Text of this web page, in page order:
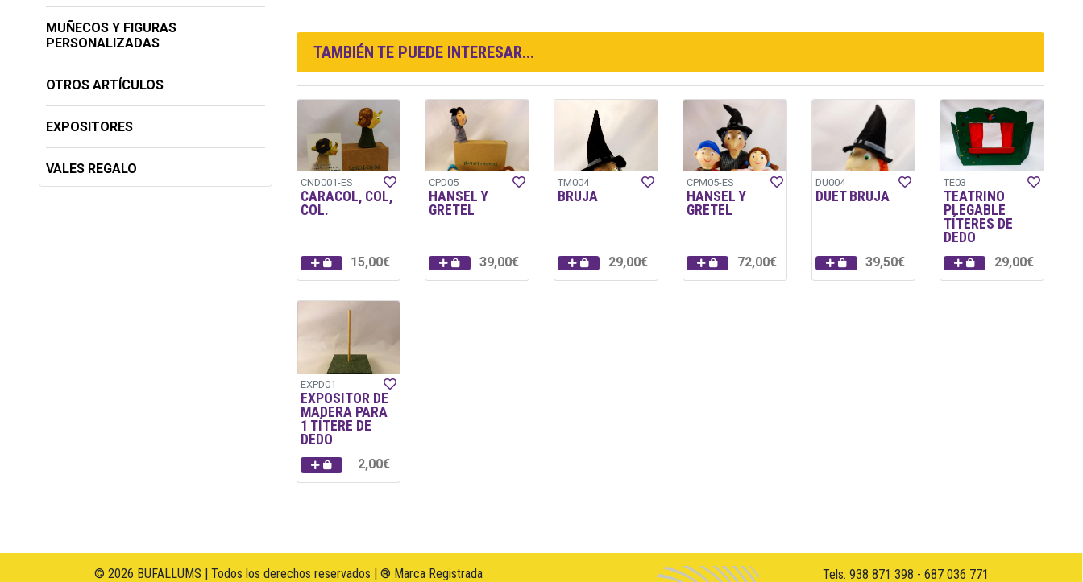
MUÑECOS Y FIGURAS
PERSONALIZADAS
OTROS ARTÍCULOS
EXPOSITORES
VALES REGALO
TAMBIÉN TE PUEDE INTERESAR...
CND001-ES
CARACOL, COL,
COL.
15,00€
CPD05
HANSEL Y
GRETEL
39,00€
TM004
BRUJA
29,00€
CPM05-ES
HANSEL Y
GRETEL
72,00€
DU004
DUET BRUJA
39,50€
TE03
TEATRINO
PLEGABLE
TÍTERES DE
DEDO
29,00€
EXPD01
EXPOSITOR DE
MADERA PARA
1 TÍTERE DE
DEDO
2,00€
© 2026 BUFALLUMS | Todos los derechos reservados | ® Marca Registrada Tels. 938 871 398 - 687 036 771